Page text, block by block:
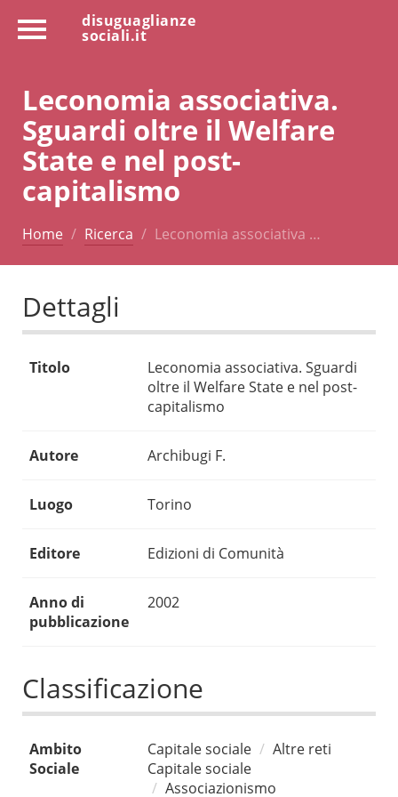
disuguaglianze
sociali.it
Leconomia associativa.
Sguardi oltre il Welfare
State e nel post-
capitalismo
Home Ricerca Leconomia associativa …
Dettagli
Titolo
Leconomia associativa. Sguardi
oltre il Welfare State e nel post-
capitalismo
Autore Archibugi F.
Luogo Torino
Editore Edizioni di Comunità
Anno di
pubblicazione
2002
Classificazione
Ambito
Sociale
Capitale sociale
Altre reti
Capitale sociale
Associazionismo